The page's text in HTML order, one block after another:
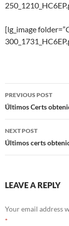
[lg_image
Post
navigation
PREVIOUS POST
Últimos Certs
NEXT POST
Últimos certs
LEAVE A REPLY
Your email address
*